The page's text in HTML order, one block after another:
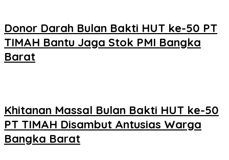
Donor Darah Bulan Bakti HUT ke-50 PT
TIMAH Bantu Jaga Stok PMI Bangka
Barat
Khitanan Massal Bulan Bakti HUT ke-50
PT TIMAH Disambut Antusias Warga
Bangka Barat